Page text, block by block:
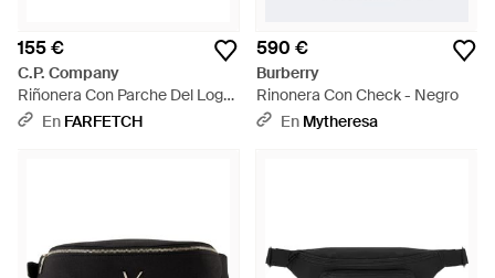
155 €
C.P. Company
Riñonera Con Parche Del Logo
- Gris
En FARFETCH
590 €
Burberry
Rinonera Con Check - Negro
En Mytheresa